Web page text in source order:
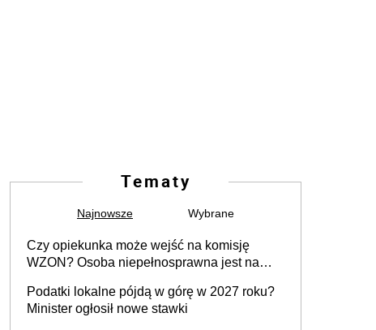
Tematy
Najnowsze Wybrane
Czy opiekunka może wejść na komisję
WZON? Osoba niepełnosprawna jest na
Podatki lokalne pójdą w górę w 2027 roku?
Minister ogłosił nowe stawki